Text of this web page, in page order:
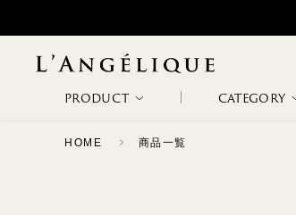
PRODUCT CATEGORY
HOME 商品一覧